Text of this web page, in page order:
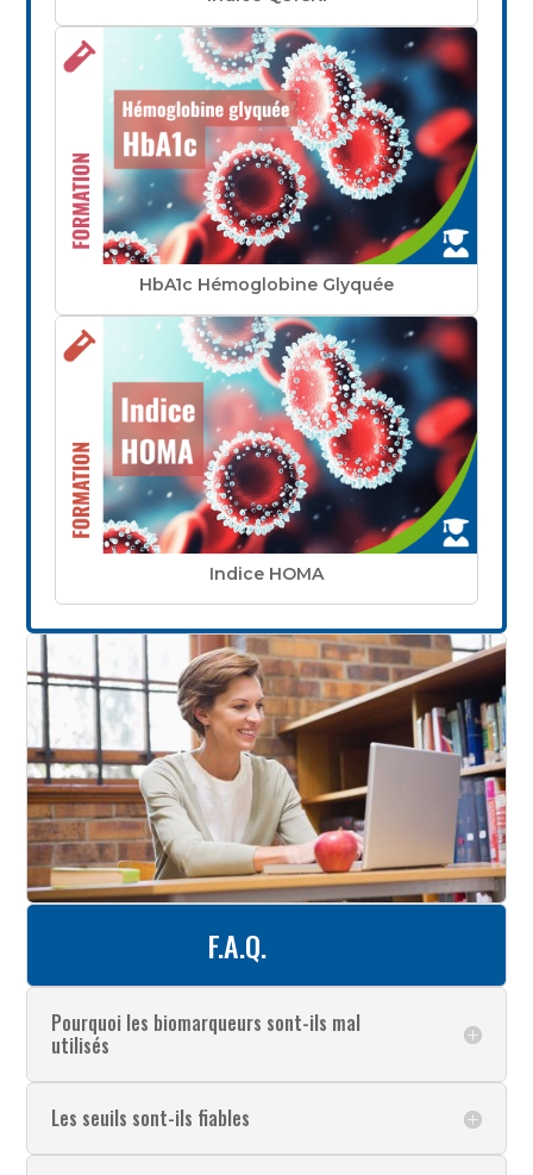
HbA1c Hémoglobine Glyquée
Indice HOMA
F.A.Q.
Pourquoi les biomarqueurs sont-ils mal
utilisés
Les seuils sont-ils fiables